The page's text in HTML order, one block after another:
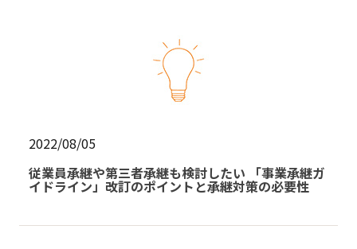
2022/08/05
従業員承継や第三者承継も検討したい 「事業承継ガ
イドライン」改訂のポイントと承継対策の必要性